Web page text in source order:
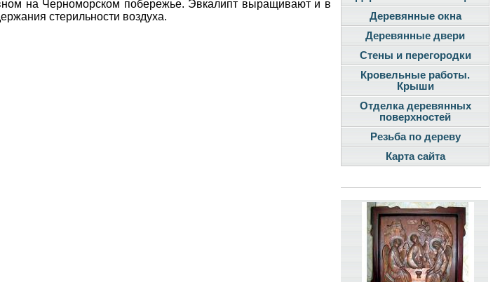
на Черноморском побережье. Эвкалипт выращивают и в
стерильности воздуха.
Деревянные окна
Деревянные двери
Стены и перегородки
Кровельные работы.
Крыши
Отделка деревянных
поверхностей
Резьба по дереву
Карта сайта